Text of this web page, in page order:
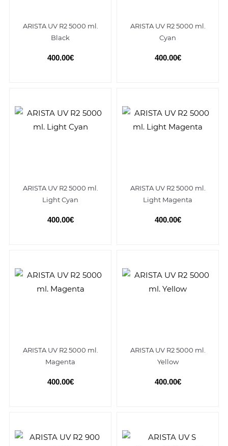
ARISTA UV R2 5000 ml.
Black
400.00€
ARISTA UV R2 5000 ml.
Cyan
400.00€
ARISTA UV R2 5000 ml.
Light Cyan
400.00€
ARISTA UV R2 5000 ml.
Light Magenta
400.00€
ARISTA UV R2 5000 ml.
Magenta
400.00€
ARISTA UV R2 5000 ml.
Yellow
400.00€